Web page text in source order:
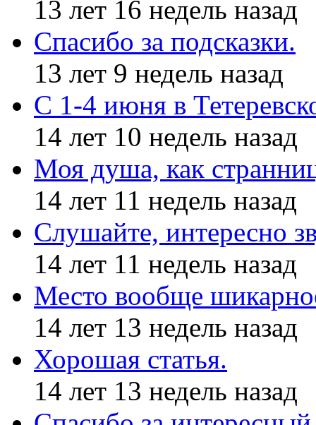
13 лет 16 недель назад
Спасибо за подсказки.
13 лет 9 недель назад
С 1-4 июня в
14 лет 10 недель назад
Моя душа, как
14 лет 11 недель назад
Слушайте, интересно
14 лет 11 недель назад
Место вообще
14 лет 13 недель назад
Хорошая статья.
14 лет 13 недель назад